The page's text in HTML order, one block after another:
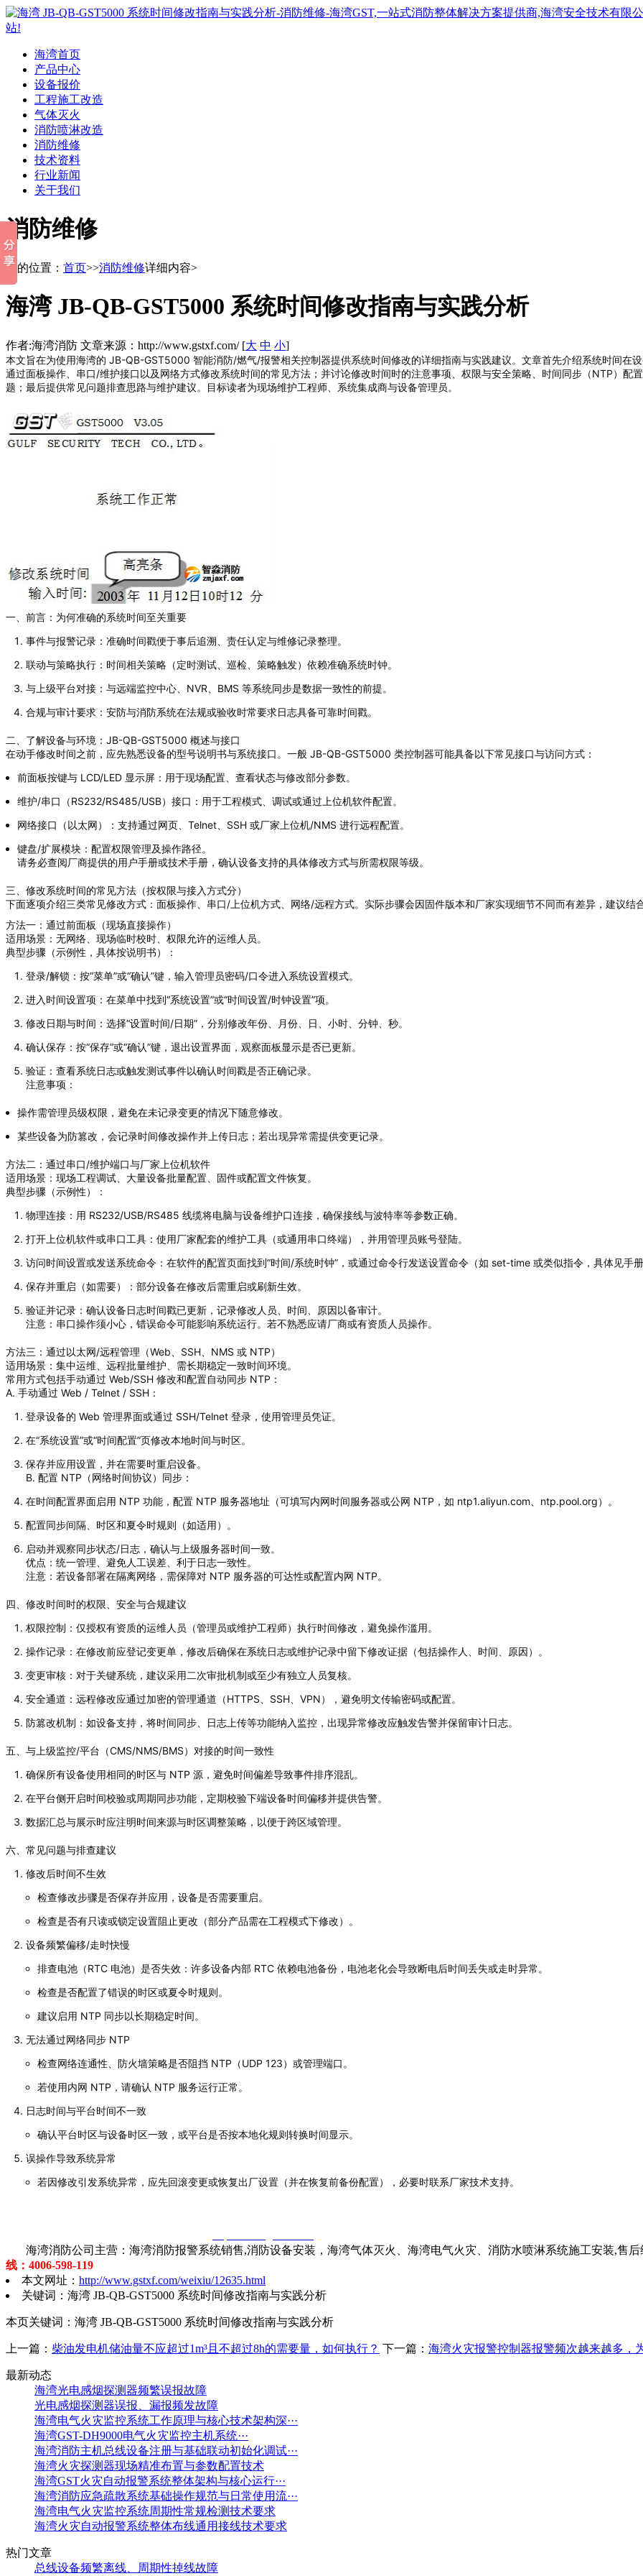
海湾首页
产品中心
设备报价
工程施工改造
气体灭火
消防喷淋改造
消防维修
技术资料
行业新闻
关于我们
消防维修
您的位置： 首页>>消防维修详细内容>
海湾 JB-QB-GST5000 系统时间修改指南与实践分析
作者:海湾消防 文章来源：http://www.gstxf.com/ [大 中 小]
本文旨在为使用海湾的 JB-QB-GST5000 智能消防/燃气/报警相关控制器提供系统时间修改的详细指南与实践建议。文章首先介绍系统时间在
通过面板操作、串口/维护接口以及网络方式修改系统时间的常见方法；并讨论修改时间时的注意事项、权限与安全策略、时间同步（NTP）配
题；最后提供常见问题排查思路与维护建议。目标读者为现场维护工程师、系统集成商与设备管理员。
一、前言：为何准确的系统时间至关重要
事件与报警记录：准确时间戳便于事后追溯、责任认定与维修记录整理。
联动与策略执行：时间相关策略（定时测试、巡检、策略触发）依赖准确系统时钟。
与上级平台对接：与远端监控中心、NVR、BMS 等系统同步是数据一致性的前提。
合规与审计要求：安防与消防系统在法规或验收时常要求日志具备可靠时间戳。
二、了解设备与环境：JB-QB-GST5000 概述与接口
在动手修改时间之前，应先熟悉设备的型号说明书与系统接口。一般 JB-QB-GST5000 类控制器可能具备以下常见接口与访问方式：
前面板按键与 LCD/LED 显示屏：用于现场配置、查看状态与修改部分参数。
维护/串口（RS232/RS485/USB）接口：用于工程模式、调试或通过上位机软件配置。
网络接口（以太网）：支持通过网页、Telnet、SSH 或厂家上位机/NMS 进行远程配置。
键盘/扩展模块：配置权限管理及操作路径。
请务必查阅厂商提供的用户手册或技术手册，确认设备支持的具体修改方式与所需权限等级。
三、修改系统时间的常见方法（按权限与接入方式分）
下面逐项介绍三类常见修改方式：面板操作、串口/上位机方式、网络/远程方式。实际步骤会因固件版本和厂家实现细节不同而有差异，建议
方法一：通过前面板（现场直接操作）
适用场景：无网络、现场临时校时、权限允许的运维人员。
典型步骤（示例性，具体按说明书）：
登录/解锁：按“菜单”或“确认”键，输入管理员密码/口令进入系统设置模式。
进入时间设置项：在菜单中找到“系统设置”或“时间设置/时钟设置”项。
修改日期与时间：选择“设置时间/日期”，分别修改年份、月份、日、小时、分钟、秒。
确认保存：按“保存”或“确认”键，退出设置界面，观察面板显示是否已更新。
验证：查看系统日志或触发测试事件以确认时间戳是否正确记录。
注意事项：
操作需管理员级权限，避免在未记录变更的情况下随意修改。
某些设备为防篡改，会记录时间修改操作并上传日志；若出现异常需提供变更记录。
方法二：通过串口/维护端口与厂家上位机软件
适用场景：现场工程调试、大量设备批量配置、固件或配置文件恢复。
典型步骤（示例性）：
物理连接：用 RS232/USB/RS485 线缆将电脑与设备维护口连接，确保接线与波特率等参数正确。
打开上位机软件或串口工具：使用厂家配套的维护工具（或通用串口终端），并用管理员账号登陆。
访问时间设置或发送系统命令：在软件的配置页面找到“时间/系统时钟”，或通过命令行发送设置命令（如 set-time 或类似指令，具体见手
保存并重启（如需要）：部分设备在修改后需重启或刷新生效。
验证并记录：确认设备日志时间戳已更新，记录修改人员、时间、原因以备审计。
注意：串口操作须小心，错误命令可能影响系统运行。若不熟悉应请厂商或有资质人员操作。
方法三：通过以太网/远程管理（Web、SSH、NMS 或 NTP）
适用场景：集中运维、远程批量维护、需长期稳定一致时间环境。
常用方式包括手动通过 Web/SSH 修改和配置自动同步 NTP：
A. 手动通过 Web / Telnet / SSH：
登录设备的 Web 管理界面或通过 SSH/Telnet 登录，使用管理员凭证。
在“系统设置”或“时间配置”页修改本地时间与时区。
保存并应用设置，并在需要时重启设备。
B. 配置 NTP（网络时间协议）同步：
在时间配置界面启用 NTP 功能，配置 NTP 服务器地址（可填写内网时间服务器或公网 NTP，如 ntp1.aliyun.com、ntp.pool.org）。
配置同步间隔、时区和夏令时规则（如适用）。
启动并观察同步状态/日志，确认与上级服务器时间一致。
优点：统一管理、避免人工误差、利于日志一致性。
注意：若设备部署在隔离网络，需保障对 NTP 服务器的可达性或配置内网 NTP。
四、修改时间时的权限、安全与合规建议
权限控制：仅授权有资质的运维人员（管理员或维护工程师）执行时间修改，避免操作滥用。
操作记录：在修改前应登记变更单，修改后确保在系统日志或维护记录中留下修改证据（包括操作人、时间、原因）。
变更审核：对于关键系统，建议采用二次审批机制或至少有独立人员复核。
安全通道：远程修改应通过加密的管理通道（HTTPS、SSH、VPN），避免明文传输密码或配置。
防篡改机制：如设备支持，将时间同步、日志上传等功能纳入监控，出现异常修改应触发告警并保留审计日志。
五、与上级监控/平台（CMS/NMS/BMS）对接的时间一致性
确保所有设备使用相同的时区与 NTP 源，避免时间偏差导致事件排序混乱。
在平台侧开启时间校验或周期同步功能，定期校验下端设备时间偏移并提供告警。
数据汇总与展示时应注明时间来源与时区调整策略，以便于跨区域管理。
六、常见问题与排查建议
修改后时间不生效
检查修改步骤是否保存并应用，设备是否需要重启。
检查是否有只读或锁定设置阻止更改（部分产品需在工程模式下修改）。
设备频繁偏移/走时快慢
排查电池（RTC 电池）是否失效：许多设备内部 RTC 依赖电池备份，电池老化会导致断电后时间丢失或走时异常。
检查是否配置了错误的时区或夏令时规则。
建议启用 NTP 同步以长期稳定时间。
无法通过网络同步 NTP
检查网络连通性、防火墙策略是否阻挡 NTP（UDP 123）或管理端口。
若使用内网 NTP，请确认 NTP 服务运行正常。
日志时间与平台时间不一致
确认平台时区与设备时区一致，或平台是否按本地化规则转换时间显示。
误操作导致系统异常
若因修改引发系统异常，应先回滚变更或恢复出厂设置（并在恢复前备份配置），必要时联系厂家技术支持。
海湾消防公司主营：海湾消防报警系统销售,消防设备安装，海湾气体灭火、海湾电气火灾、消防水喷淋系统施工安装,售后
线：4006-598-119
本文网址： http://www.gstxf.com/weixiu/12635.html
关键词：海湾 JB-QB-GST5000 系统时间修改指南与实践分析
本页关键词：海湾 JB-QB-GST5000 系统时间修改指南与实践分析
上一篇： 柴油发电机储油量不应超过1m³且不超过8h的需要量，如何执行？ 下一篇： 海湾火灾报警控制器报警频次越来越多，
最新动态
海湾光电感烟探测器频繁误报故障
光电感烟探测器误报、漏报频发故障
海湾电气火灾监控系统工作原理与核心技术架构深···
海湾GST-DH9000电气火灾监控主机系统···
海湾消防主机总线设备注册与基础联动初始化调试···
海湾火灾探测器现场精准布置与参数配置技术
海湾GST火灾自动报警系统整体架构与核心运行···
海湾消防应急疏散系统基础操作规范与日常使用流···
海湾电气火灾监控系统周期性常规检测技术要求
海湾火灾自动报警系统整体布线通用接线技术要求
热门文章
总线设备频繁离线、周期性掉线故障